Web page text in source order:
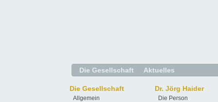
Die Gesellschaft Aktuelles
Die Gesellschaft
Allgemein
Dr. Jörg Haider
Die Person